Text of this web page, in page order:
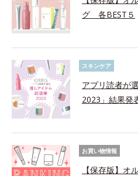
グ 各BEST５
スキンケア
アプリ読者が
2023」結果発
お買い物情報
【保存版】オ